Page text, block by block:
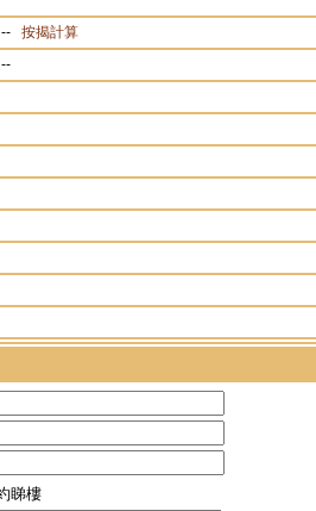
-- 按揭計算
--
睇樓